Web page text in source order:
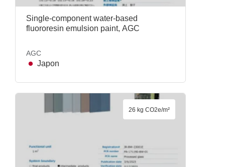
Single-component water-based
fluororesin emulsion paint, AGC
AGC
Japon
26 kg CO2e/m²